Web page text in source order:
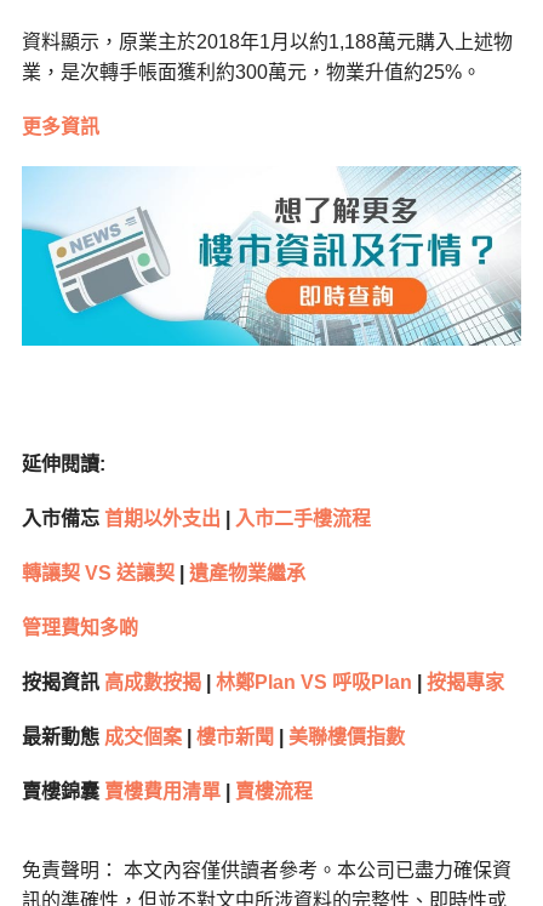
資料顯示，原業主於2018年1月以約1,188萬元購入上述物
業，是次轉手帳面獲利約300萬元，物業升值約25%。
更多資訊
延伸閱讀:
入市備忘 首期以外支出 入市二手樓流程
轉讓契 VS 送讓契 遺產物業繼承
管理費知多啲
按揭資訊 高成數按揭| 林鄭Plan VS 呼吸Plan 按揭專家
最新動態 成交個案 樓市新聞 美聯樓價指數
賣樓錦囊 賣樓費用清單| 賣樓流程
免責聲明： 本文內容僅供讀者參考。本公司已盡力確保資
訊的準確性，但並不對文中所涉資料的完整性、即時性或